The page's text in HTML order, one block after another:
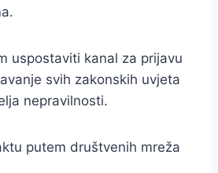
uspostaviti kanal za prijavu
svih zakonskih uvjeta
nepravilnosti.
putem društvenih mreža